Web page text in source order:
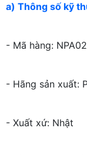
a) Thông số kỹ
- Mã hàng:
- Hãng sản xuất:
- Xuất xứ: Nhật